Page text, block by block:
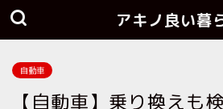
アキノ良い暮
自動車
【自動車】乗り換えも